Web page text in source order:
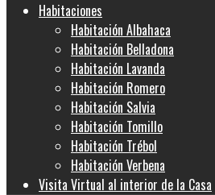
Habitaciones
Habitación Albahaca
Habitación Belladona
Habitación Lavanda
Habitación Romero
Habitación Salvia
Habitación Tomillo
Habitación Trébol
Habitación Verbena
Visita Virtual al interior de la Casa